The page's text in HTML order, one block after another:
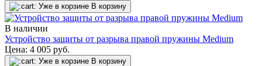
Уже в корзине В корзину
В наличии
Устройство защиты от разрыва правой пружины Medium
Цена: 4 005 руб.
Уже в корзине В корзину